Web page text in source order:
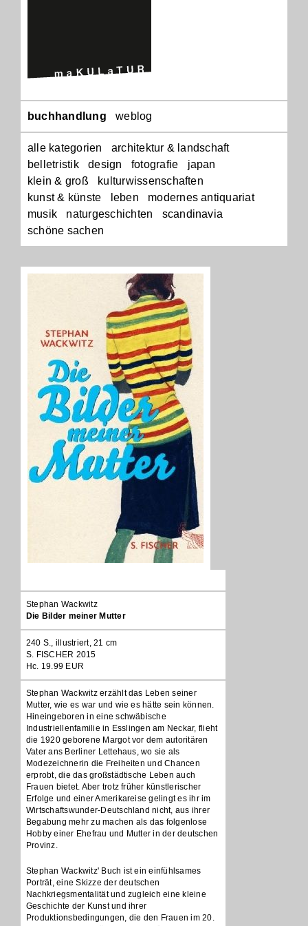
Navigation
buchhandlung weblog
alle kategorien
architektur & landschaft
belletristik
design fotografie
japan
klein & groß
kulturwissenschaften
kunst & künste
leben
modernes antiquariat
musik
naturgeschichten
scandinavia
schöne sachen
Stephan Wackwitz
Die Bilder meiner Mutter
240 S., illustriert, 21 cm
S. FISCHER 2015
Hc. 19.99 EUR
Stephan Wackwitz erzählt das Leben seiner
Mutter, wie es war und wie es hätte sein können.
Hineingeboren in eine schwäbische
Industriellenfamilie in Esslingen am Neckar, flieht
die 1920 geborene Margot vor dem autoritären
Vater ans Berliner Lettehaus, wo sie als
Modezeichnerin die Freiheiten und Chancen
erprobt, die das großstädtische Leben auch
Frauen bietet. Aber trotz früher künstlerischer
Erfolge und einer Amerikareise gelingt es ihr im
Wirtschaftswunder-Deutschland nicht, aus ihrer
Begabung mehr zu machen als das folgenlose
Hobby einer Ehefrau und Mutter in der deutschen
Provinz.
Stephan Wackwitz' Buch ist ein einfühlsames
Porträt, eine Skizze der deutschen
Nachkriegsmentalität und zugleich eine kleine
Geschichte der Kunst und ihrer
Produktionsbedingungen, die den Frauen im 20.